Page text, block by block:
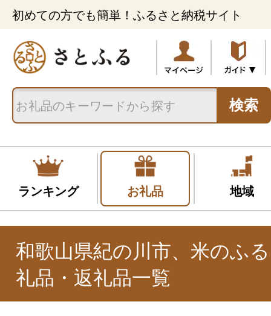
初めての方でも簡単！ふるさと納税サイト
検索
ランキング お礼品 地域
和歌山県紀の川市、米のふ
礼品・返礼品一覧